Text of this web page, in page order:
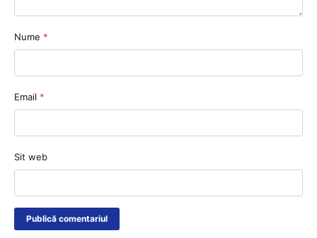
Nume *
Email *
Sit web